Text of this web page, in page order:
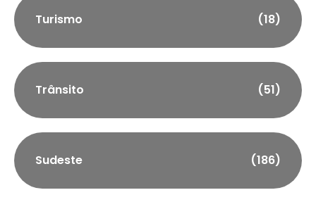
Turismo (18)
Trânsito (51)
Sudeste (186)